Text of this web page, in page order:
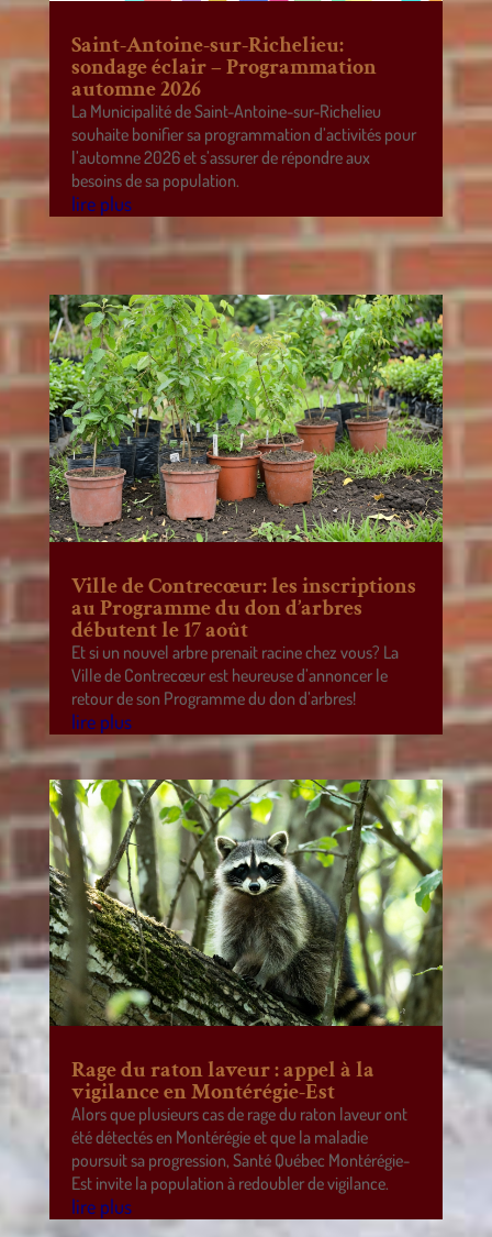
Saint-Antoine-sur-Richelieu:
sondage éclair – Programmation
automne 2026
La Municipalité de Saint-Antoine-sur-Richelieu
souhaite bonifier sa programmation d’activités pour
l’automne 2026 et s’assurer de répondre aux
besoins de sa population.
lire plus
Ville de Contrecœur: les inscriptions
au Programme du don d’arbres
débutent le 17 août
Et si un nouvel arbre prenait racine chez vous? La
Ville de Contrecœur est heureuse d’annoncer le
retour de son Programme du don d’arbres!
lire plus
Rage du raton laveur : appel à la
vigilance en Montérégie-Est
Alors que plusieurs cas de rage du raton laveur ont
été détectés en Montérégie et que la maladie
poursuit sa progression, Santé Québec Montérégie-
Est invite la population à redoubler de vigilance.
lire plus